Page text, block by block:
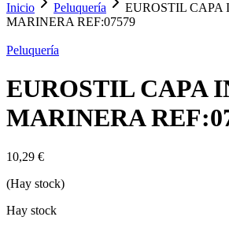
Inicio
Peluquería
EUROSTIL CAPA
MARINERA REF:07579
Peluquería
EUROSTIL CAPA
MARINERA
10,29 €
(Hay stock)
Hay stock